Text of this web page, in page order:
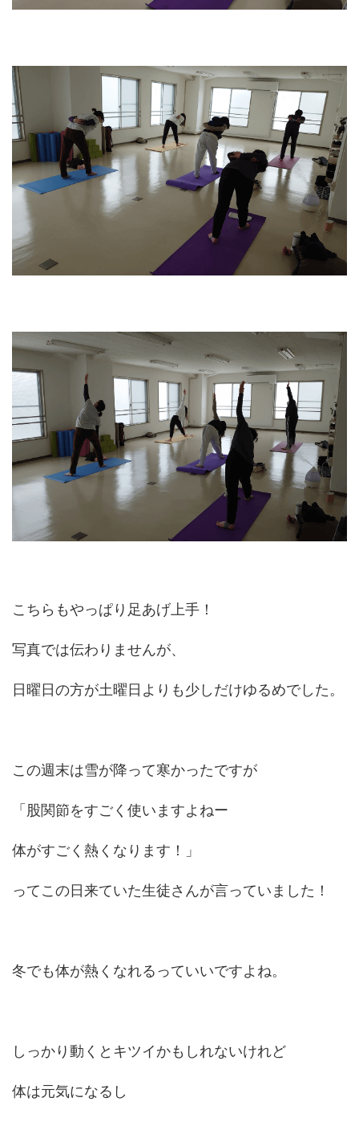
こちらもやっぱり足あげ上手！
写真では伝わりませんが、
日曜日の方が土曜日よりも少しだけゆるめでした。
この週末は雪が降って寒かったですが
「股関節をすごく使いますよねー
体がすごく熱くなります！」
ってこの日来ていた生徒さんが言っていました！
冬でも体が熱くなれるっていいですよね。
しっかり動くとキツイかもしれないけれど
体は元気になるし